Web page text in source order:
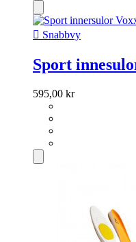
 Snabbvy
Sport
595,00 kr